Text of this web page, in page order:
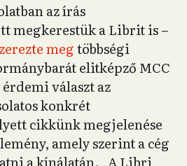
az írás
megkerestük a Librit is –
megtöbbségi
elitképző MCC
választ az
konkrét
cikkünk megjelenése
amely szerint a cég
a kínálatán. „A Libri